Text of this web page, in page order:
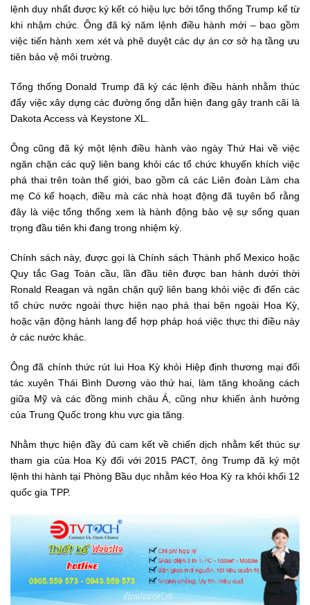
lệnh duy nhất được ký kết có hiệu lực bởi tổng thống Trump kể từ
khi nhậm chức. Ông đã ký năm lệnh điều hành mới – bao gồm
việc tiến hành xem xét và phê duyệt các dự án cơ sở hạ tầng ưu
tiên bảo vệ môi trường.
Tổng thống Donald Trump đã ký các lệnh điều hành nhằm thúc
đẩy việc xây dựng các đường ống dẫn hiện đang gây tranh cãi là
Dakota Access và Keystone XL.
Ông cũng đã ký một lệnh điều hành vào ngày Thứ Hai về việc
ngăn chặn các quỹ liên bang khỏi các tổ chức khuyến khích việc
phá thai trên toàn thế giới, bao gồm cả các Liên đoàn Làm cha
mẹ Có kế hoạch, điều mà các nhà hoạt động đã tuyên bố rằng
đây là việc tổng thống xem là hành động bảo vệ sự sống quan
trọng đầu tiên khi đang trong nhiệm kỳ.
Chính sách này, được gọi là Chính sách Thành phố Mexico hoặc
Quy tắc Gag Toàn cầu, lần đầu tiên được ban hành dưới thời
Ronald Reagan và ngăn chặn quỹ liên bang khỏi việc đi đến các
tổ chức nước ngoài thực hiện nạo phá thai bên ngoài Hoa Kỳ,
hoặc vận động hành lang để hợp pháp hoá việc thực thi điều này
ở các nước khác.
Ông đã chính thức rút lui Hoa Kỳ khỏi Hiệp định thương mại đối
tác xuyên Thái Bình Dương vào thứ hai, làm tăng khoảng cách
giữa Mỹ và các đồng minh châu Á, cũng như khiến ảnh hưởng
của Trung Quốc trong khu vực gia tăng.
Nhằm thực hiện đầy đủ cam kết về chiến dịch nhằm kết thúc sự
tham gia của Hoa Kỳ đối với 2015 PACT, ông Trump đã ký một
lệnh thi hành tại Phòng Bầu dục nhằm kéo Hoa Kỳ ra khỏi khối 12
quốc gia TPP.